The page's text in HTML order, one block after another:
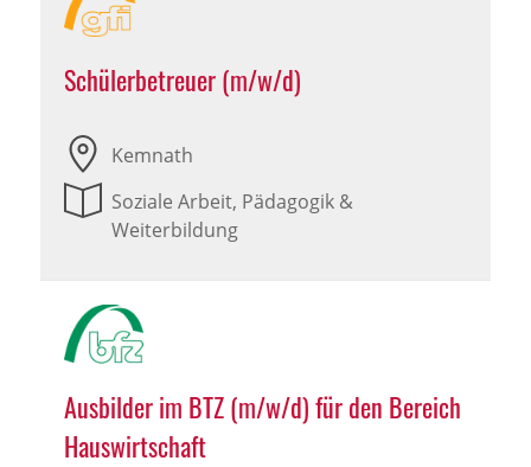
Schülerbetreuer (m/w/d)
Kemnath
Soziale Arbeit, Pädagogik &
Weiterbildung
Ausbilder im BTZ (m/w/d) für den Bereich
Hauswirtschaft